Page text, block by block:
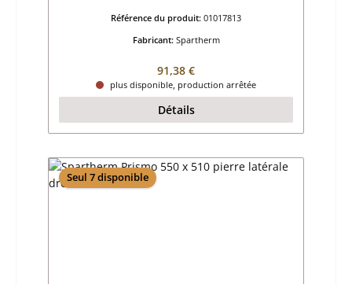
Référence du produit: 01017813
Fabricant: Spartherm
Prix régulier :
91,38 €
plus disponible, production arrêtée
Détails
Seul 7 disponible